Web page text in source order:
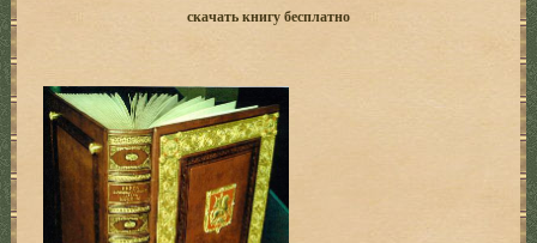
скачать книгу бесплатно